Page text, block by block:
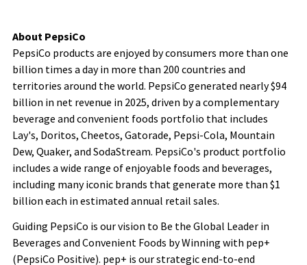
About PepsiCo
PepsiCo products are enjoyed by consumers more than one
billion times a day in more than 200 countries and
territories around the world. PepsiCo generated nearly $94
billion in net revenue in 2025, driven by a complementary
beverage and convenient foods portfolio that includes
Lay's, Doritos, Cheetos, Gatorade, Pepsi-Cola, Mountain
Dew, Quaker, and SodaStream. PepsiCo's product portfolio
includes a wide range of enjoyable foods and beverages,
including many iconic brands that generate more than $1
billion each in estimated annual retail sales.
Guiding PepsiCo is our vision to Be the Global Leader in
Beverages and Convenient Foods by Winning with pep+
(PepsiCo Positive). pep+ is our strategic end-to-end